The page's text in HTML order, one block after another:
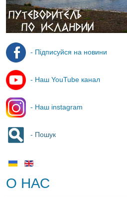
- Підписуйся на новини
- Наш YouTube канал
- Наш instagram
- Пошук
О НАС